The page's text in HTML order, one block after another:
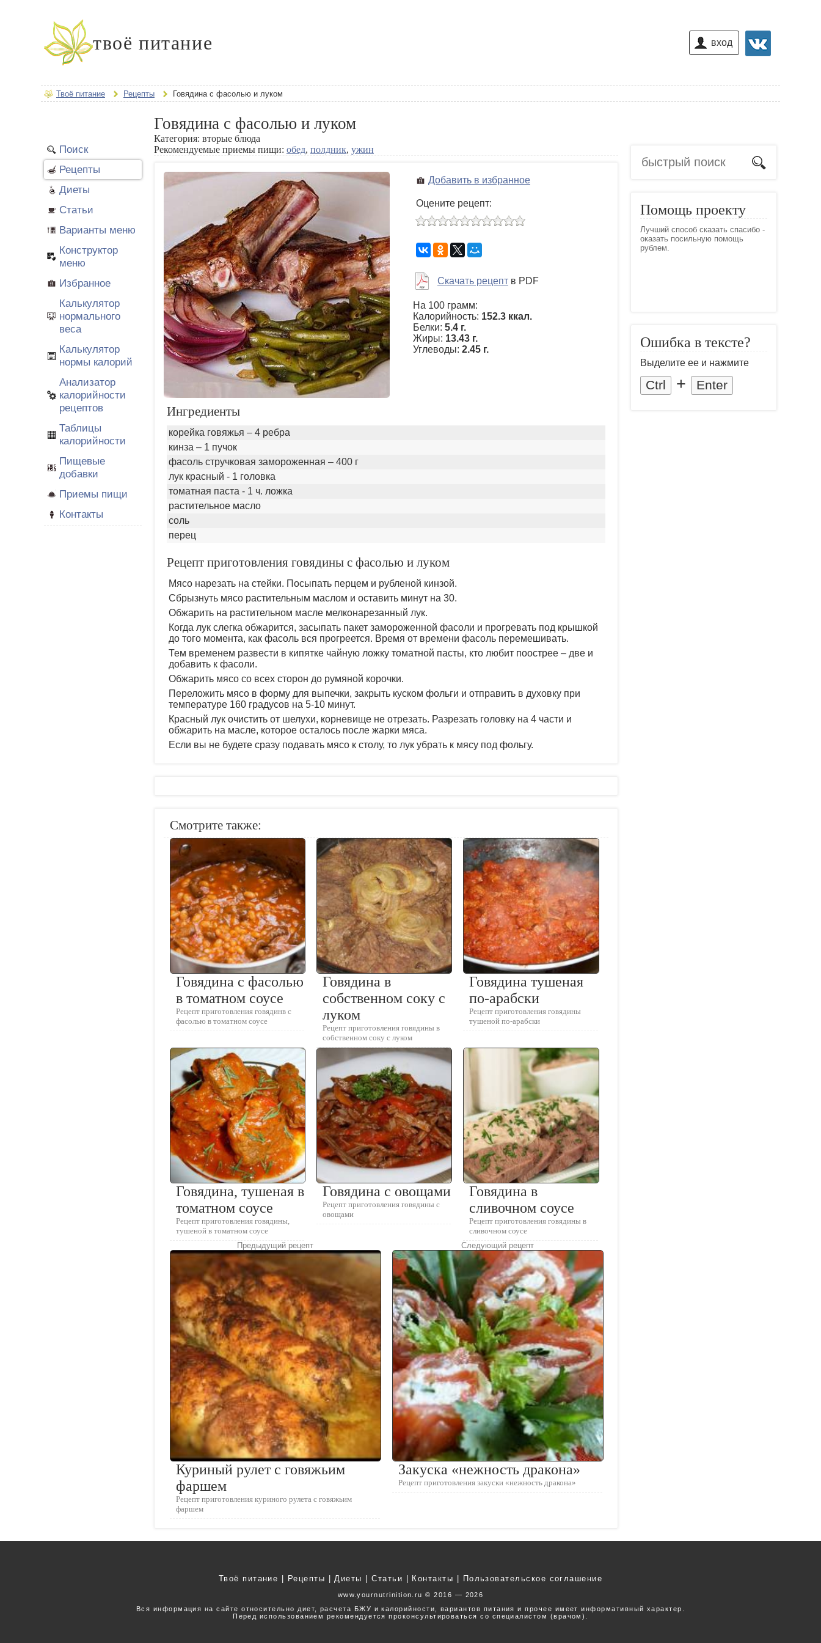
твоё питание вход
Твоё питание Рецепты Говядина с фасолью и луком
Поиск
Рецепты
Диеты
Статьи
Варианты меню
Конструктор
меню
Избранное
Калькулятор
нормального
веса
Калькулятор
нормы калорий
Анализатор
калорийности
рецептов
Таблицы
калорийности
Пищевые
добавки
Приемы пищи
Контакты
Говядина с фасолью и луком
Категория: вторые блюда
Рекомендуемые приемы пищи: обед, полдник, ужин
Добавить в избранное
Оцените рецепт:
Скачать рецепт в PDF
На 100 грамм:
Калорийность: 152.3 ккал.
Белки: 5.4 г.
Жиры: 13.43 г.
Углеводы: 2.45 г.
Ингредиенты
корейка говяжья – 4 ребра
кинза – 1 пучок
фасоль стручковая замороженная – 400 г
лук красный - 1 головка
томатная паста - 1 ч. ложка
растительное масло
соль
перец
Рецепт приготовления говядины с фасолью и луком
Мясо нарезать на стейки. Посыпать перцем и рубленой кинзой.
Сбрызнуть мясо растительным маслом и оставить минут на 30.
Обжарить на растительном масле мелконарезанный лук.
Когда лук слегка обжарится, засыпать пакет замороженной фасоли и прогревать под крышкой
до того момента, как фасоль вся прогреется. Время от времени фасоль перемешивать.
Тем временем развести в кипятке чайную ложку томатной пасты, кто любит поострее – две и
добавить к фасоли.
Обжарить мясо со всех сторон до румяной корочки.
Переложить мясо в форму для выпечки, закрыть куском фольги и отправить в духовку при
температуре 160 градусов на 5-10 минут.
Красный лук очистить от шелухи, корневище не отрезать. Разрезать головку на 4 части и
обжарить на масле, которое осталось после жарки мяса.
Если вы не будете сразу подавать мясо к столу, то лук убрать к мясу под фольгу.
Смотрите также:
Говядина с фасолью
в томатном соусе
Рецепт приготовления говядинв с
фасолью в томатном соусе
Говядина в
собственном соку с
луком
Рецепт приготовления говядины в
собственном соку с луком
Говядина тушеная
по-арабски
Рецепт приготовления говядины
тушеной по-арабски
Говядина, тушеная в
томатном соусе
Рецепт приготовления говядины,
тушеной в томатном соусе
Говядина с овощами
Рецепт приготовления говядины с
овощами
Говядина в
сливочном соусе
Рецепт приготовления говядины в
сливочном соусе
Предыдущий рецепт
Куриный рулет с говяжьим
фаршем
Рецепт приготовления куриного рулета с говяжьим
фаршем
Следующий рецепт
Закуска «нежность дракона»
Рецепт приготовления закуски «нежность дракона»
Помощь проекту
Лучший способ сказать спасибо -
оказать посильную помощь
рублем.
Ошибка в тексте?
Выделите ее и нажмите
Ctrl + Enter
Твоё питание Рецепты Диеты |Статьи Контакты Пользовательское соглашение
www.yournutrinition.ru © 2016 — 2026
Вся информация на сайте относительно диет, расчета БЖУ и калорийности, вариантов питания и прочее имеет информативный характер.
Перед использованием рекомендуется проконсультироваться со специалистом (врачом).